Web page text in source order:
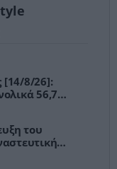
[14/8/26]:
56,7
του